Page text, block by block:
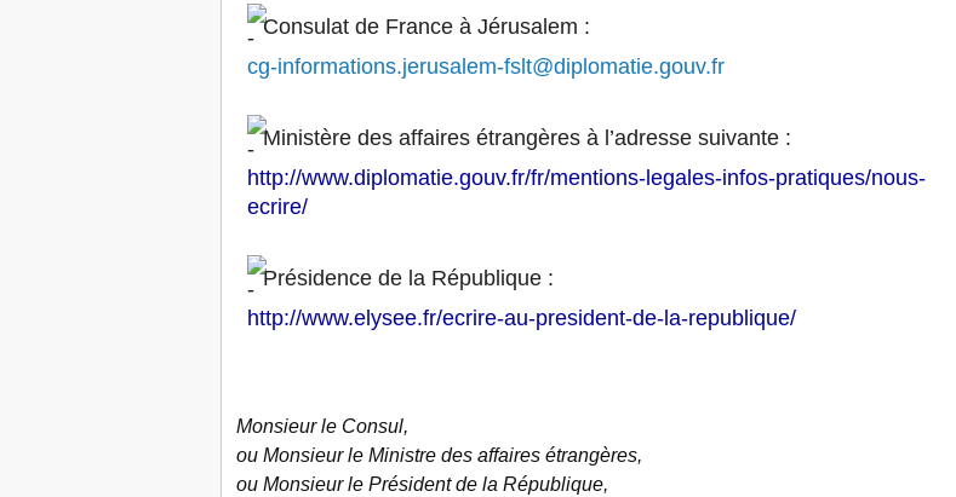
Consulat de France à Jérusalem :
cg-informations.jerusalem-fslt@diplomatie.gouv.fr
Ministère des affaires étrangères à l’adresse suivante :
http://www.diplomatie.gouv.fr/fr/mentions-legales-infos-pratiques/nous-
ecrire/
Présidence de la République :
http://www.elysee.fr/ecrire-au-president-de-la-republique/
Monsieur le Consul,
ou Monsieur le Ministre des affaires étrangères,
ou Monsieur le Président de la République,